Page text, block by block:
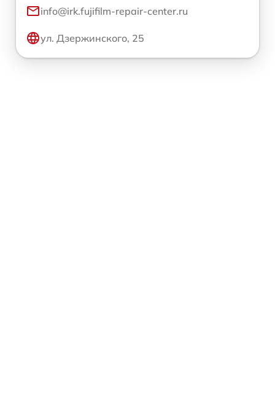
info@irk.fujifilm-repair-center.ru
ул. Дзержинского, 25